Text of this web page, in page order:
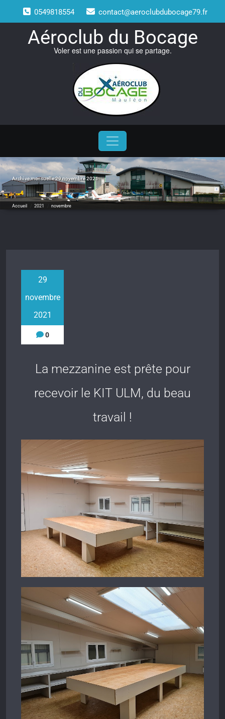
content
0549818554 contact@aeroclubdubocage79.fr
Aéroclub du Bocage
Voler est une passion qui se partage.
Archive mensuelle 29 novembre 2021
Accueil 2021 novembre
29
novembre
2021
0
La mezzanine est prête pour
recevoir le KIT ULM, du beau
travail !